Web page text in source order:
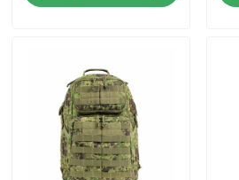
О нас
Экскурсия по заводу